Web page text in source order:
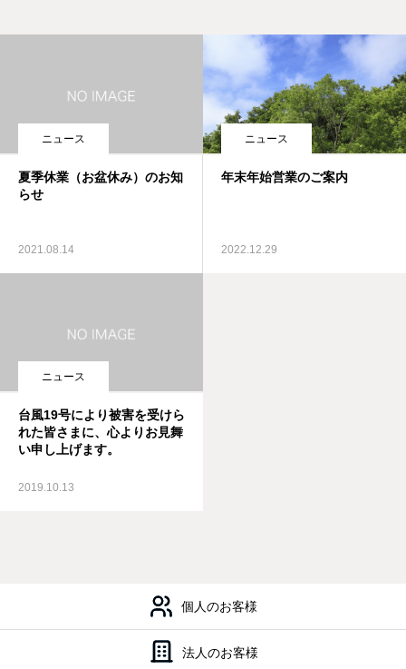
ニュース
夏季休業（お盆休み）のお知
らせ
2021.08.14
ニュース
年末年始営業のご案内
2022.12.29
ニュース
台風19号により被害を受けら
れた皆さまに、心よりお見舞
い申し上げます。
2019.10.13
個人のお客様
法人のお客様